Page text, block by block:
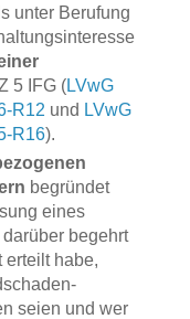
unter Berufung
5 IFG (LVwG
R12 und LVwG
R16).
begründet
eines
begehrt
erteilt habe,
seien und wer